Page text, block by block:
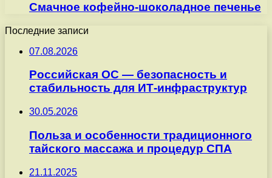
Смачное кофейно-шоколадное печенье
Последние записи
07.08.2026
Российская ОС — безопасность и
стабильность для ИТ-инфраструктур
30.05.2026
Польза и особенности традиционного
тайского массажа и процедур СПА
21.11.2025